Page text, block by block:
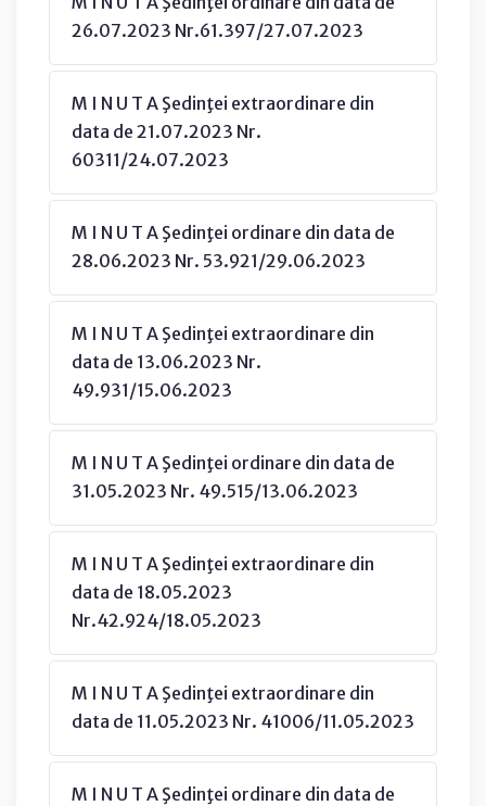
26.07.2023 Nr.61.397/27.07.2023
M I N U T A Şedinţei extraordinare din
data de 21.07.2023 Nr.
60311/24.07.2023
M I N U T A Şedinţei ordinare din data de
28.06.2023 Nr. 53.921/29.06.2023
M I N U T A Şedinţei extraordinare din
data de 13.06.2023 Nr.
49.931/15.06.2023
M I N U T A Şedinţei ordinare din data de
31.05.2023 Nr. 49.515/13.06.2023
M I N U T A Şedinţei extraordinare din
data de 18.05.2023
Nr.42.924/18.05.2023
M I N U T A Şedinţei extraordinare din
data de 11.05.2023 Nr. 41006/11.05.2023
M I N U T A Şedinţei ordinare din data de